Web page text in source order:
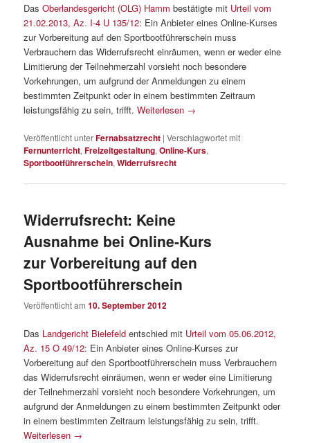
DasOberlandesgericht (OLG) Hamm bestätigte mit Urteil vom
21.02.2013, Az. I-4 U 135/12: Ein Anbieter eines Online-Kurses
zur Vorbereitung auf den Sportbootführerschein muss
Verbrauchern das Widerrufsrecht einräumen, wenn er weder eine
Limitierung der Teilnehmerzahl vorsieht noch besondere
Vorkehrungen, um aufgrund der Anmeldungen zu einem
bestimmten Zeitpunkt oder in einem bestimmten Zeitraum
leistungsfähig zu sein, trifft.Weiterlesen →
Veröffentlicht unterFernabsatzrecht |Verschlagwortet mit
Fernunterricht,Freizeitgestaltung,Online-Kurs,
Sportbootführerschein,Widerrufsrecht
Widerrufsrecht: Keine
Ausnahme bei Online-Kurs
zur Vorbereitung auf den
Sportbootführerschein
Veröffentlicht am10. September 2012
Das Landgericht Bielefeld entschied mit Urteil vom 05.06.2012,
Az. 15 O 49/12: Ein Anbieter eines Online-Kurses zur
Vorbereitung auf den Sportbootführerschein muss Verbrauchern
das Widerrufsrecht einräumen, wenn er weder eine Limitierung
der Teilnehmerzahl vorsieht noch besondere Vorkehrungen, um
aufgrund der Anmeldungen zu einem bestimmten Zeitpunkt oder
in einem bestimmten Zeitraum leistungsfähig zu sein, trifft.
Weiterlesen →